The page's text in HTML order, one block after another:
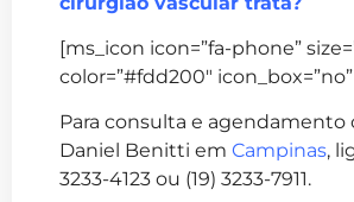
[ms_icon icon=”fa-phone”
color=”#fdd200″ icon_box=”no”
Para consulta e agendamento
Daniel Benitti em Campinas,
3233-4123 ou (19) 3233-7911.